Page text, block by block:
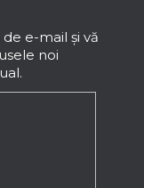
e-mail şi vă
noi